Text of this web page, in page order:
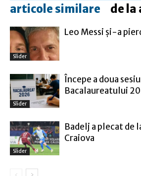
articole similare de la
Slider
Leo Messi şi-a
Slider
Începe a doua
Bacalaureatului
Slider
Badelj a plecat de
Craiova